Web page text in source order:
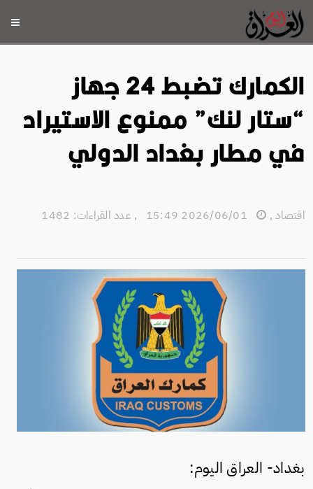
الكمارك تضبط 24 جهاز
“ستار لنك” ممنوع الاستيراد
في مطار بغداد الدولي
اقتصاد,
, عدد القراءات: 1482
بغداد- العراق اليوم: